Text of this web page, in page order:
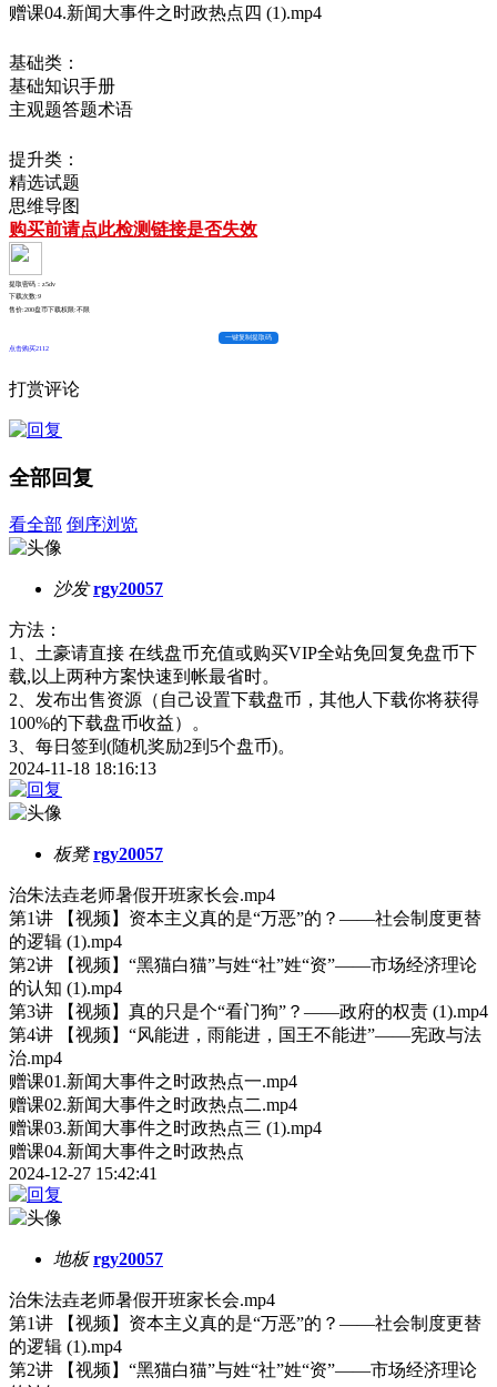
赠课04.新闻大事件之时政热点四 (1).mp4
基础类：
基础知识手册
主观题答题术语
提升类：
精选试题
思维导图
购买前请点此检测链接是否失效
提取密码：z5dv
下载次数:9
售价:200盘币下载权限:不限
一键复制提取码
点击购买2112
打赏评论
全部回复
看全部 倒序浏览
沙发 rgy20057
方法：
1、土豪请直接 在线盘币充值或购买VIP全站免回复免盘币下
载,以上两种方案快速到帐最省时。
2、发布出售资源（自己设置下载盘币，其他人下载你将获得
100%的下载盘币收益）。
3、每日签到(随机奖励2到5个盘币)。
2024-11-18 18:16:13
板凳 rgy20057
治朱法垚老师暑假开班家长会.mp4
第1讲 【视频】资本主义真的是“万恶”的？——社会制度更替
的逻辑 (1).mp4
第2讲 【视频】“黑猫白猫”与姓“社”姓“资”——市场经济理论
的认知 (1).mp4
第3讲 【视频】真的只是个“看门狗”？——政府的权责 (1).mp4
第4讲 【视频】“风能进，雨能进，国王不能进”——宪政与法
治.mp4
赠课01.新闻大事件之时政热点一.mp4
赠课02.新闻大事件之时政热点二.mp4
赠课03.新闻大事件之时政热点三 (1).mp4
赠课04.新闻大事件之时政热点
2024-12-27 15:42:41
地板 rgy20057
治朱法垚老师暑假开班家长会.mp4
第1讲 【视频】资本主义真的是“万恶”的？——社会制度更替
的逻辑 (1).mp4
第2讲 【视频】“黑猫白猫”与姓“社”姓“资”——市场经济理论